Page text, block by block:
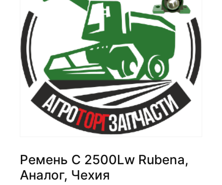
Ремень С 2500Lw Rubena,
Аналог, Чехия